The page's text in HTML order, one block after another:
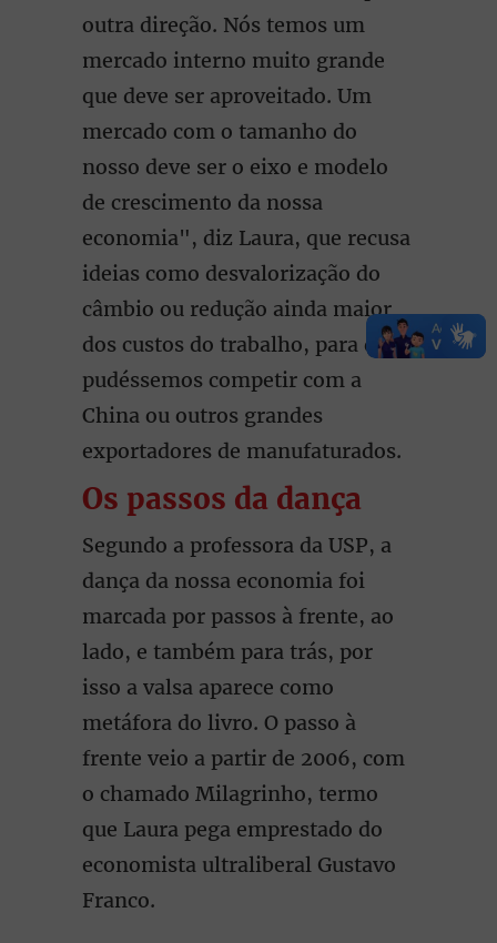
outra direção. Nós temos um
mercado interno muito grande
que deve ser aproveitado. Um
mercado com o tamanho do
nosso deve ser o eixo e modelo
de crescimento da nossa
economia", diz Laura, que recusa
ideias como desvalorização do
câmbio ou redução ainda maior
dos custos do trabalho, para que
pudéssemos competir com a
China ou outros grandes
exportadores de manufaturados.
Os passos da dança
Segundo a professora da USP, a
dança da nossa economia foi
marcada por passos à frente, ao
lado, e também para trás, por
isso a valsa aparece como
metáfora do livro. O passo à
frente veio a partir de 2006, com
o chamado Milagrinho, termo
que Laura pega emprestado do
economista ultraliberal Gustavo
Franco.